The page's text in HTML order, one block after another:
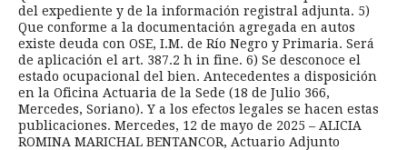
del expediente y de la información registral adjunta. 5)
Que conforme a la documentación agregada en autos
existe deuda con OSE, I.M. de Río Negro y Primaria. Será
de aplicación el art. 387.2 h in fine. 6) Se desconoce el
estado ocupacional del bien. Antecedentes a disposición
en la Oficina Actuaria de la Sede (18 de Julio 366,
Mercedes, Soriano). Y a los efectos legales se hacen estas
publicaciones. Mercedes, 12 de mayo de 2025 – ALICIA
ROMINA MARICHAL BENTANCOR, Actuario Adjunto